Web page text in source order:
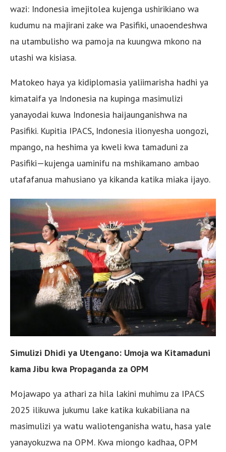
wazi: Indonesia imejitolea kujenga ushirikiano wa
kudumu na majirani zake wa Pasifiki, unaoendeshwa
na utambulisho wa pamoja na kuungwa mkono na
utashi wa kisiasa.
Matokeo haya ya kidiplomasia yaliimarisha hadhi ya
kimataifa ya Indonesia na kupinga masimulizi
yanayodai kuwa Indonesia haijaunganishwa na
Pasifiki. Kupitia IPACS, Indonesia ilionyesha uongozi,
mpango, na heshima ya kweli kwa tamaduni za
Pasifiki—kujenga uaminifu na mshikamano ambao
utafafanua mahusiano ya kikanda katika miaka ijayo.
Simulizi Dhidi ya Utengano: Umoja wa Kitamaduni
kama Jibu kwa Propaganda za OPM
Mojawapo ya athari za hila lakini muhimu za IPACS
2025 ilikuwa jukumu lake katika kukabiliana na
masimulizi ya watu waliotenganisha watu, hasa yale
yanayokuzwa na OPM. Kwa miongo kadhaa, OPM